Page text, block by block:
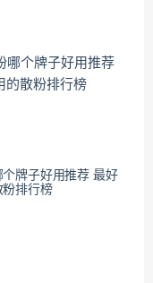
个牌子好用推荐 最好
粉排行榜